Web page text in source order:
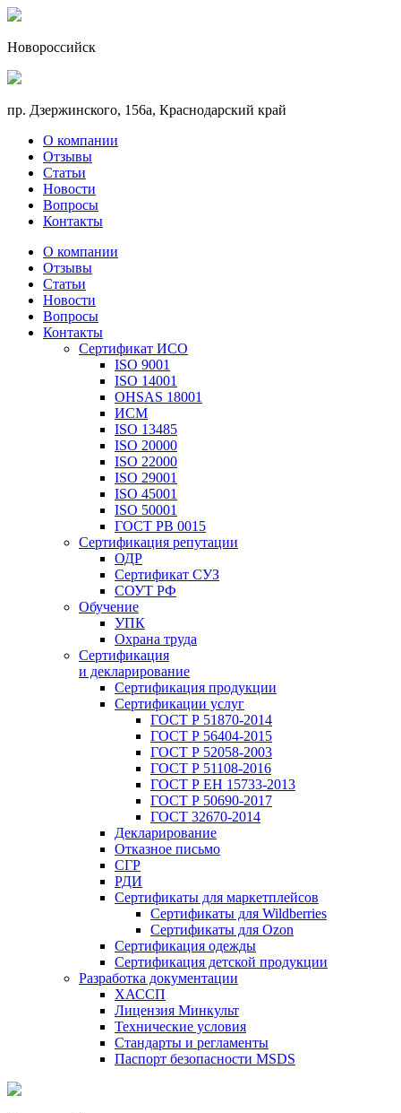
Новороссийск
пр. Дзержинского, 156a, Краснодарский край
О компании
Отзывы
Статьи
Новости
Вопросы
Контакты
О компании
Отзывы
Статьи
Новости
Вопросы
Контакты
Сертификат ИСО
ISO 9001
ISO 14001
OHSAS 18001
ИСМ
ISO 13485
ISO 20000
ISO 22000
ISO 29001
ISO 45001
ISO 50001
ГОСТ РВ 0015
Сертификация репутации
ОДР
Сертификат СУЗ
СОУТ РФ
Обучение
УПК
Охрана труда
Сертификация
и декларирование
Сертификация продукции
Сертификации услуг
ГОСТ Р 51870-2014
ГОСТ Р 56404-2015
ГОСТ Р 52058-2003
ГОСТ Р 51108-2016
ГОСТ Р ЕН 15733-2013
ГОСТ Р 50690-2017
ГОСТ 32670-2014
Декларирование
Отказное письмо
СГР
РДИ
Сертификаты для маркетплейсов
Сертификаты для Wildberries
Сертификаты для Ozon
Сертификация одежды
Сертификация детской продукции
Разработка документации
ХАССП
Лицензия Минкульт
Технические условия
Стандарты и регламенты
Паспорт безопасности MSDS